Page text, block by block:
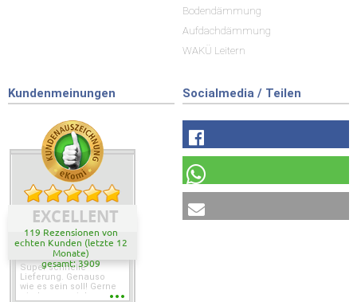
Bodendämmung
Aufdachdämmung
WAKÜ Leitern
Kundenmeinungen
EXCELLENT
119 Rezensionen von
echten Kunden (letzte 12
Monate)
gesamt: 3909
Super schnelle
Lieferung. Genauso
wie es sein soll! Gerne
wieder wenn ich was
Socialmedia / Teilen